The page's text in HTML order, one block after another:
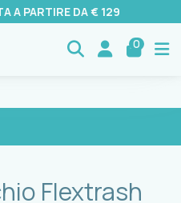
A PARTIRE DA € 129
0
Flextrash